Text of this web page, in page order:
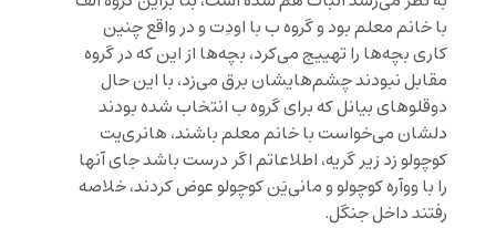
با خانم معلم بود و گروه ب با اودِت و در واقع چنین
کاری بچه‌ها را تهییج می‌کرد، بچه‌ها از این که در گروه
مقابل نبودند چشم‌هایشان برق می‌زد، با این حال
دوقلوهای بیانل که برای گروه ب انتخاب شده بودند
دلشان می‌خواست با خانم معلم باشند، هانری‌یت
کوچولو زد زیر گریه، اطلاعاتم اگر درست باشد جای آنها
را با ووآره کوچولو و مانی‌یَن کوچولو عوض کردند، خلاصه
رفتند داخل جنگل.